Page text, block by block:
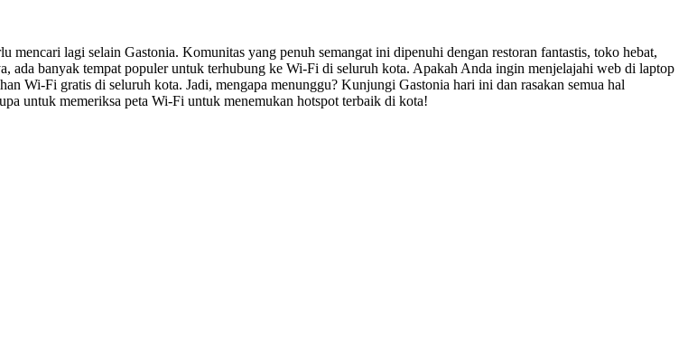
lagi selain Gastonia. Komunitas yang penuh semangat ini dipenuhi dengan restoran fantastis, toko hebat,
ada banyak tempat populer untuk terhubung ke Wi-Fi di seluruh kota. Apakah Anda ingin menjelajahi web di laptop
Wi-Fi gratis di seluruh kota. Jadi, mengapa menunggu? Kunjungi Gastonia hari ini dan rasakan semua hal
untuk memeriksa peta Wi-Fi untuk menemukan hotspot terbaik di kota!